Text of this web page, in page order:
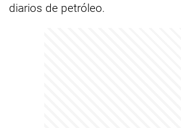
diarios de petróleo.